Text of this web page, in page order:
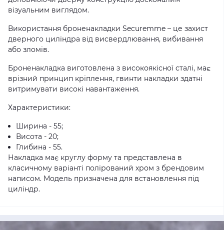
візуальним виглядом.
Використання броненакладки Securemme – це захист
дверного циліндра від висвердлювання, вибивання
або зломів.
Броненакладка виготовлена з високоякісної сталі, має
врізний принцип кріплення, гвинти накладки здатні
витримувати високі навантаження.
Характеристики:
Ширина - 55;
Висота - 20;
Глибина - 55.
Накладка має круглу форму та представлена в
класичному варіанті полірований хром з брендовим
написом. Модель призначена для встановлення під
циліндр.